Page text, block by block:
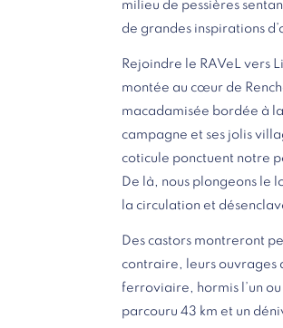
milieu de pessières
de grandes inspirations
Rejoindre le RAVeL vers
montée au cœur de
macadamisée bordée à
campagne et ses jolis
coticule ponctuent notre
De là, nous plongeons le
la circulation et
Des castors montreront
contraire, leurs ouvrages
ferroviaire, hormis l’un
parcouru 43 km et un